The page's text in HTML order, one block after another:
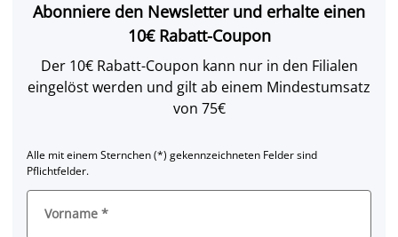
Abonniere den Newsletter und erhalte einen
10€ Rabatt-Coupon
Der 10€ Rabatt-Coupon kann nur in den Filialen
eingelöst werden und gilt ab einem Mindestumsatz
von 75€
Alle mit einem Sternchen (*) gekennzeichneten Felder sind
Pflichtfelder.
Vorname *